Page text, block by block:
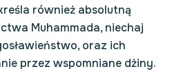
również absolutną
Muhammada, niechaj
oraz ich
przez wspomniane dżiny.